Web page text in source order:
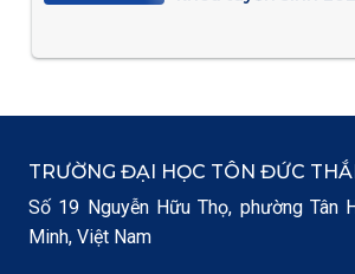
TRƯỜNG ĐẠI HỌC TÔN ĐỨC
Số 19 Nguyễn Hữu Thọ, phường Tân
Minh, Việt Nam